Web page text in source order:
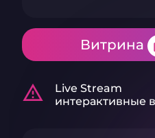
Витрина
warning_amber
Live Stream
интерактивные